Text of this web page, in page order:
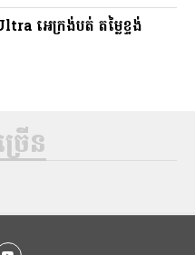
អេក្រង់បត់ តម្លៃខ្ទង់
ើន